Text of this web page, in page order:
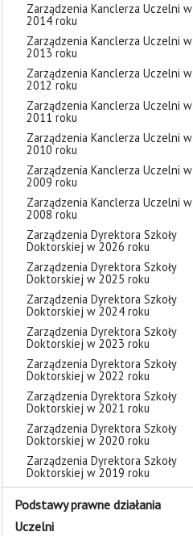
Zarządzenia Kanclerza Uczelni w
2014 roku
Zarządzenia Kanclerza Uczelni w
2013 roku
Zarządzenia Kanclerza Uczelni w
2012 roku
Zarządzenia Kanclerza Uczelni w
2011 roku
Zarządzenia Kanclerza Uczelni w
2010 roku
Zarządzenia Kanclerza Uczelni w
2009 roku
Zarządzenia Kanclerza Uczelni w
2008 roku
Zarządzenia Dyrektora Szkoły
Doktorskiej w 2026 roku
Zarządzenia Dyrektora Szkoły
Doktorskiej w 2025 roku
Zarządzenia Dyrektora Szkoły
Doktorskiej w 2024 roku
Zarządzenia Dyrektora Szkoły
Doktorskiej w 2023 roku
Zarządzenia Dyrektora Szkoły
Doktorskiej w 2022 roku
Zarządzenia Dyrektora Szkoły
Doktorskiej w 2021 roku
Zarządzenia Dyrektora Szkoły
Doktorskiej w 2020 roku
Zarządzenia Dyrektora Szkoły
Doktorskiej w 2019 roku
Podstawy prawne działania
Uczelni